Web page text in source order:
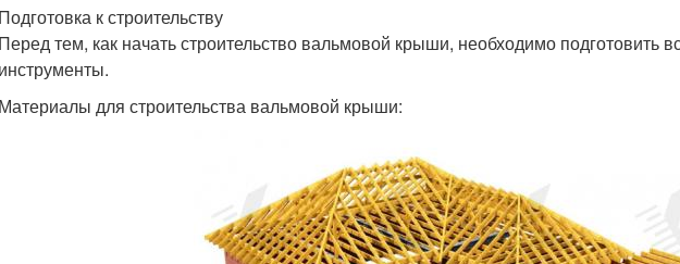
Подготовка к строительству
Перед тем, как начать строительство вальмовой крыши, необходимо подготовить
инструменты.
Материалы для строительства вальмовой крыши: